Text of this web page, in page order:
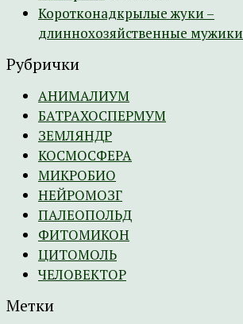
Коротконадкрылые жуки –
длиннохозяйственные мужики
Рубрички
АНИМАЛИУМ
БАТРАХОСПЕРМУМ
ЗЕМЛЯНДР
КОСМОСФЕРА
МИКРОБИО
НЕЙРОМОЗГ
ПАЛЕОПОЛЬД
ФИТОМИКОН
ЦИТОМОЛЬ
ЧЕЛОВЕКТОР
Метки